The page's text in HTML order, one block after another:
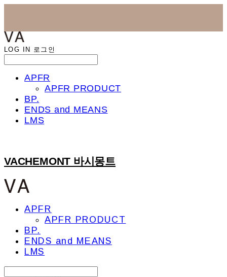
LOG IN 로그인
APFR
APFR PRODUCT
BP.
ENDS and MEANS
LMS
VACHEMONT 바시몽트
APFR
APFR PRODUCT
BP.
ENDS and MEANS
LMS